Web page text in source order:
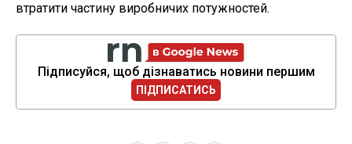
втратити частину виробничих потужностей.
Підписуйся, щоб дізнаватись новини першим
ПІДПИСАТИСЬ